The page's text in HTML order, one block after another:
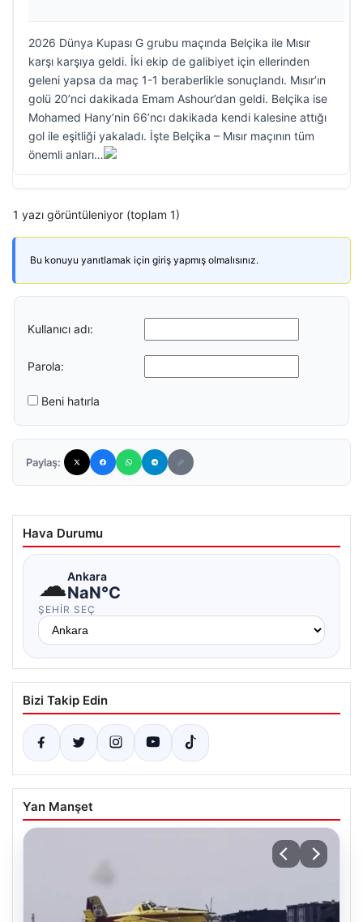
2026 Dünya Kupası G grubu maçında Belçika ile Mısır
karşı karşıya geldi. İki ekip de galibiyet için ellerinden
geleni yapsa da maç 1-1 beraberlikle sonuçlandı. Mısır’ın
golü 20’nci dakikada Emam Ashour’dan geldi. Belçika ise
Mohamed Hany’nin 66’ncı dakikada kendi kalesine attığı
gol ile eşitliği yakaladı. İşte Belçika – Mısır maçının tüm
önemli anları…
1 yazı görüntüleniyor (toplam 1)
Bu konuyu yanıtlamak için giriş yapmış olmalısınız.
Kullanıcı adı:
Parola:
Beni hatırla
Paylaş:
Hava Durumu
☁Ankara
NaN°C
ŞEHIR SEÇ
Bizi Takip Edin
Yan Manşet